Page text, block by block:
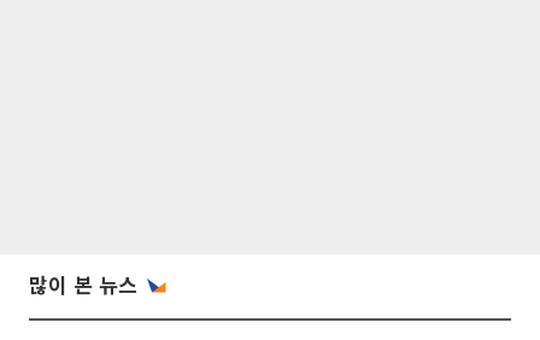
많이 본 뉴스